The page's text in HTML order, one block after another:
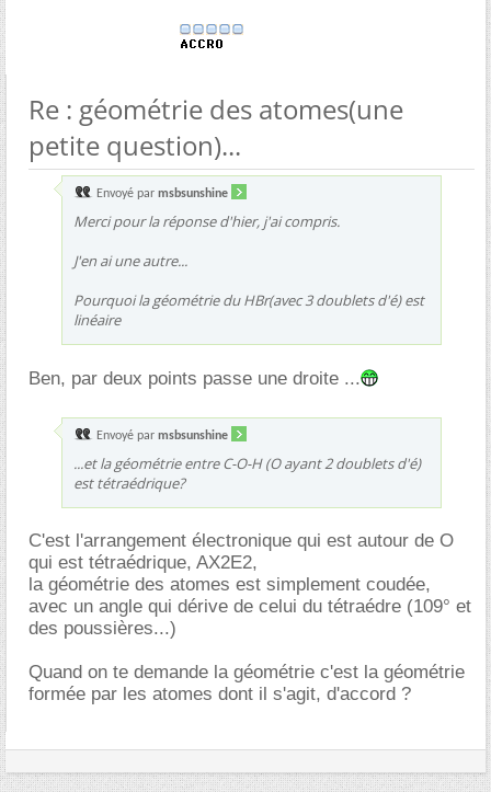
Re : géométrie des atomes(une
petite question)...
Envoyé par msbsunshine
Merci pour la réponse d'hier, j'ai compris.
J'en ai une autre...
Pourquoi la géométrie du HBr(avec 3 doublets d'é) est
linéaire
Ben, par deux points passe une droite ...
Envoyé par msbsunshine
...et la géométrie entre C-O-H (O ayant 2 doublets d'é)
est tétraédrique?
C'est l'arrangement électronique qui est autour de O
qui est tétraédrique, AX2E2,
la géométrie des atomes est simplement coudée,
avec un angle qui dérive de celui du tétraédre (109° et
des poussières...)
Quand on te demande la géométrie c'est la géométrie
formée par les atomes dont il s'agit, d'accord ?